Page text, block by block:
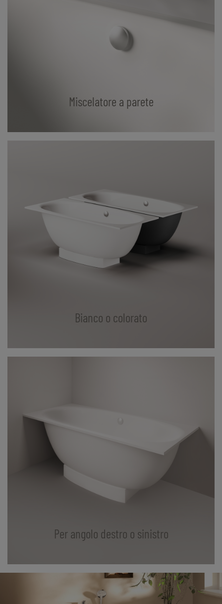
Miscelatore a parete
Bianco o colorato
Per angolo destro o sinistro